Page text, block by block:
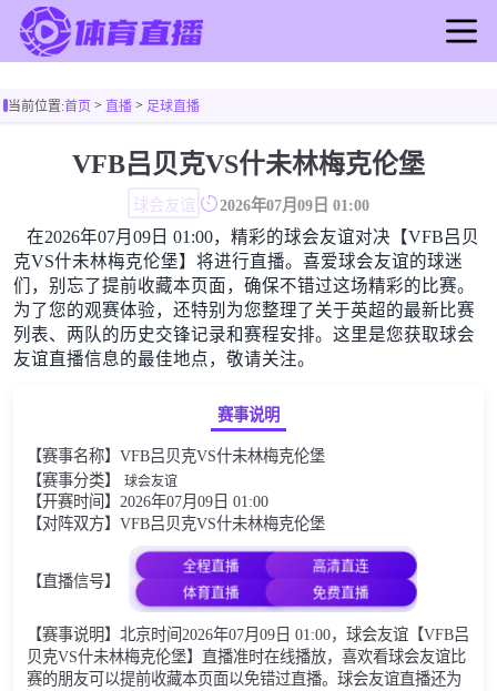
足球直播
足球新闻
篮球新闻
当前位置:首页> 直播> 足球直播
VFB吕贝克VS什未林梅克伦堡
球会友谊 2026年07月09日 01:00
在2026年07月09日 01:00，精彩的球会友谊对决【VFB吕贝
克VS什未林梅克伦堡】将进行直播。喜爱球会友谊的球迷
们，别忘了提前收藏本页面，确保不错过这场精彩的比赛。
为了您的观赛体验，还特别为您整理了关于英超的最新比赛
列表、两队的历史交锋记录和赛程安排。这里是您获取球会
友谊直播信息的最佳地点，敬请关注。
赛事说明
【赛事名称】VFB吕贝克VS什未林梅克伦堡
【赛事分类】 球会友谊
【开赛时间】2026年07月09日 01:00
【对阵双方】VFB吕贝克VS什未林梅克伦堡
【直播信号】
全程直播 高清直连
体育直播 免费直播
【赛事说明】北京时间2026年07月09日 01:00，球会友谊【VFB吕
贝克VS什未林梅克伦堡】直播准时在线播放，喜欢看球会友谊比
赛的朋友可以提前收藏本页面以免错过直播。球会友谊直播还为